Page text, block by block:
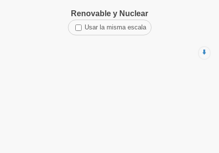
Renovable y Nuclear
Usar la misma escala
⬇️